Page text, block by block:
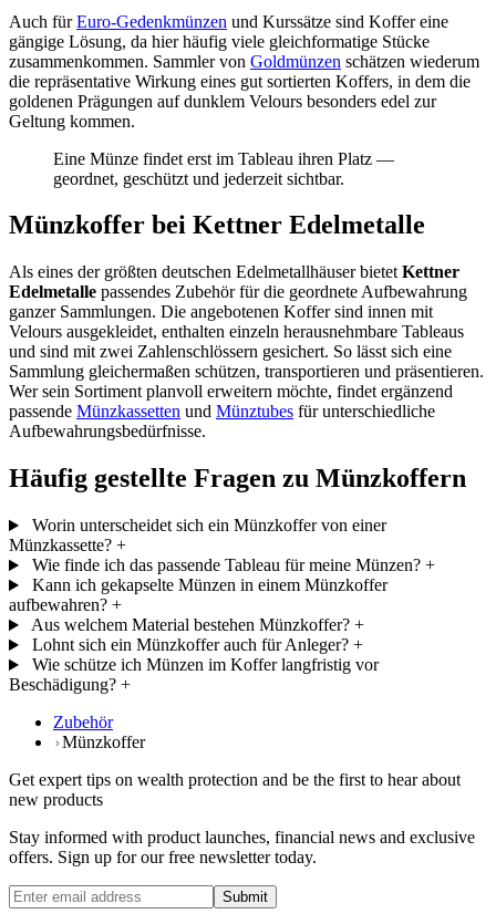
Auch fürEuro-Gedenkmünzen und Kurssätze sind Koffer eine
gängige Lösung, da hier häufig viele gleichformatige Stücke
zusammenkommen. Sammler von Goldmünzen schätzen wiederum
die repräsentative Wirkung eines gut sortierten Koffers, in dem die
goldenen Prägungen auf dunklem Velours besonders edel zur
Geltung kommen.
Eine Münze findet erst im Tableau ihren Platz —
geordnet, geschützt und jederzeit sichtbar.
Münzkoffer bei Kettner Edelmetalle
Als eines der größten deutschen Edelmetallhäuser bietet Kettner
Edelmetalle passendes Zubehör für die geordnete Aufbewahrung
ganzer Sammlungen. Die angebotenen Koffer sind innen mit
Velours ausgekleidet, enthalten einzeln herausnehmbare Tableaus
und sind mit zwei Zahlenschlössern gesichert. So lässt sich eine
Sammlung gleichermaßen schützen, transportieren und präsentieren.
Wer sein Sortiment planvoll erweitern möchte, findet ergänzend
passende Münzkassetten und Münztubes für unterschiedliche
Aufbewahrungsbedürfnisse.
Häufig gestellte Fragen zu Münzkoffern
Worin unterscheidet sich ein Münzkoffer von einer
Münzkassette? +
Wie finde ich das passende Tableau für meine Münzen? +
Kann ich gekapselte Münzen in einem Münzkoffer
aufbewahren? +
Aus welchem Material bestehen Münzkoffer? +
Lohnt sich ein Münzkoffer auch für Anleger? +
Wie schütze ich Münzen im Koffer langfristig vor
Beschädigung? +
Zubehör
Münzkoffer
Get expert tips on wealth protection and be the first to hear about
new products
Stay informed with product launches, financial news and exclusive
offers. Sign up for our free newsletter today.
Submit